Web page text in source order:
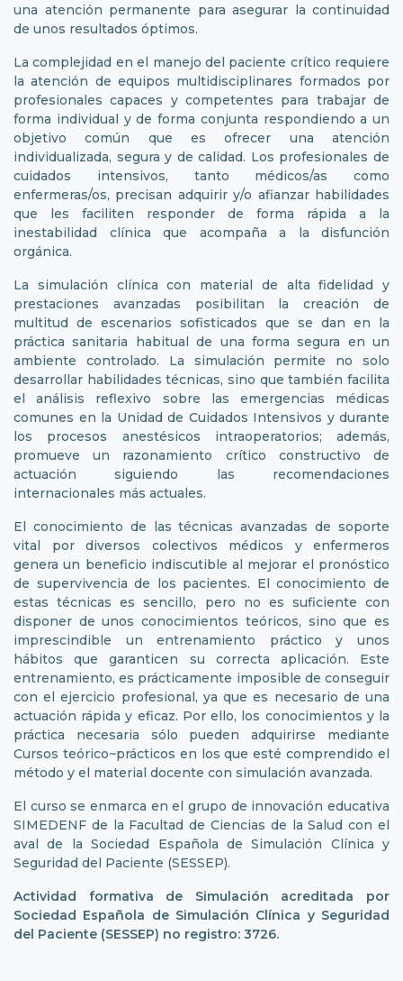
una atención permanente para asegurar la continuidad
de unos resultados óptimos.
La complejidad en el manejo del paciente crítico requiere
la atención de equipos multidisciplinares formados por
profesionales capaces y competentes para trabajar de
forma individual y de forma conjunta respondiendo a un
objetivo común que es ofrecer una atención
individualizada, segura y de calidad. Los profesionales de
cuidados intensivos, tanto médicos/as como
enfermeras/os, precisan adquirir y/o afianzar habilidades
que les faciliten responder de forma rápida a la
inestabilidad clínica que acompaña a la disfunción
orgánica.
La simulación clínica con material de alta fidelidad y
prestaciones avanzadas posibilitan la creación de
multitud de escenarios sofisticados que se dan en la
práctica sanitaria habitual de una forma segura en un
ambiente controlado. La simulación permite no solo
desarrollar habilidades técnicas, sino que también facilita
el análisis reflexivo sobre las emergencias médicas
comunes en la Unidad de Cuidados Intensivos y durante
los procesos anestésicos intraoperatorios; además,
promueve un razonamiento crítico constructivo de
actuación siguiendo las recomendaciones
internacionales más actuales.
El conocimiento de las técnicas avanzadas de soporte
vital por diversos colectivos médicos y enfermeros
genera un beneficio indiscutible al mejorar el pronóstico
de supervivencia de los pacientes. El conocimiento de
estas técnicas es sencillo, pero no es suficiente con
disponer de unos conocimientos teóricos, sino que es
imprescindible un entrenamiento práctico y unos
hábitos que garanticen su correcta aplicación. Este
entrenamiento, es prácticamente imposible de conseguir
con el ejercicio profesional, ya que es necesario de una
actuación rápida y eficaz. Por ello, los conocimientos y la
práctica necesaria sólo pueden adquirirse mediante
Cursos teórico~prácticos en los que esté comprendido el
método y el material docente con simulación avanzada.
El curso se enmarca en el grupo de innovación educativa
SIMEDENF de la Facultad de Ciencias de la Salud con el
aval de la Sociedad Española de Simulación Clínica y
Seguridad del Paciente (SESSEP).
Actividad formativa de Simulación acreditada por
Sociedad Española de Simulación Clínica y Seguridad
del Paciente (SESSEP) no registro: 3726.